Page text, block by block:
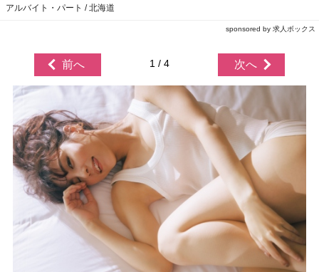
アルバイト・パート / 北海道
sponsored by 求人ボックス
前へ 1 / 4 次へ